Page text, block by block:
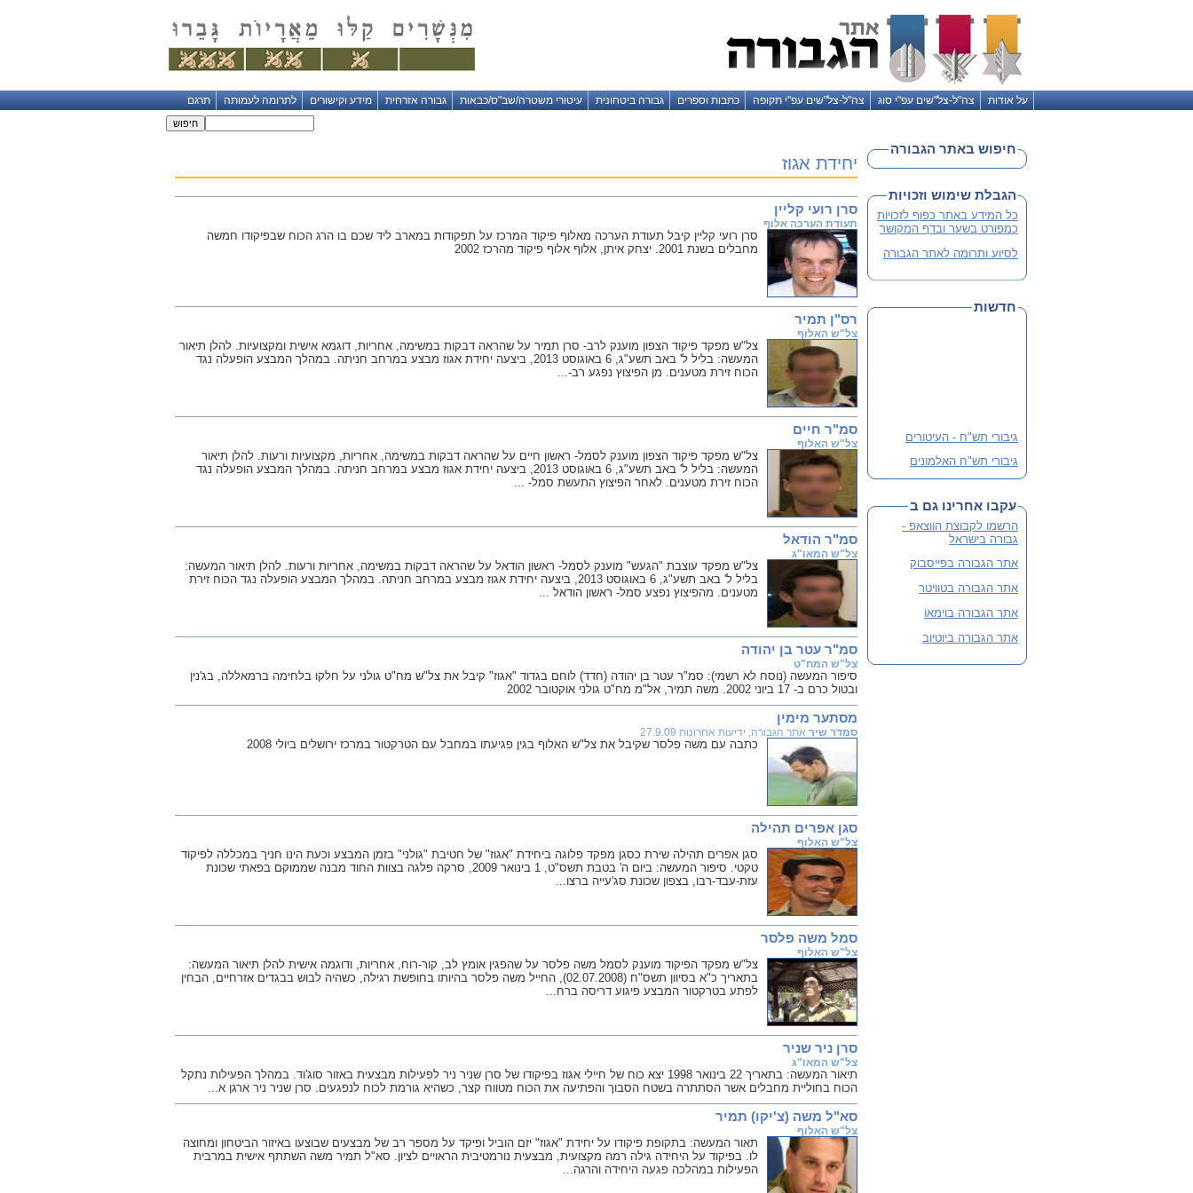
על אודות צה"ל-צל"שים עפ"י סוג צה"ל-צל"שים עפ"י תקופה כתבות וספרים גבורה ביטחונית עיטורי משטרה/שב"ס/כבאות גבורה אזרחית מידע וקישורים לתרומה לעמותה תרגם
יחידת אגוז
סרן רועי קליין
תעודת הערכה אלוף
סרן רועי קליין קיבל תעודת הערכה מאלוף פיקוד המרכז על תפקודות במארב ליד שכם בו הרג הכוח שבפיקודו חמשה
מחבלים בשנת 2001. יצחק איתן, אלוף אלוף פיקוד מהרכז 2002
רס"ן תמיר
צל"ש האלוף
צל"ש מפקד פיקוד הצפון מוענק לרב- סרן תמיר על שהראה דבקות במשימה, אחריות, דוגמא אישית ומקצועיות. להלן תיאור
המעשה: בליל ל' באב תשע"ג, 6 באוגוסט 2013, ביצעה יחידת אגוז מבצע במרחב חניתה. במהלך המבצע הופעלה נגד
הכוח זירת מטענים. מן הפיצוץ נפגע רב-...
סמ"ר חיים
צל"ש האלוף
צל"ש מפקד פיקוד הצפון מוענק לסמל- ראשון חיים על שהראה דבקות במשימה, אחריות, מקצועיות ורעות. להלן תיאור
המעשה: בליל ל' באב תשע"ג, 6 באוגוסט 2013, ביצעה יחידת אגוז מבצע במרחב חניתה. במהלך המבצע הופעלה נגד
הכוח זירת מטענים. לאחר הפיצוץ התעשת סמל- ...
סמ"ר הודאל
צל"ש המאו"ג
צל"ש מפקד עוצבת "הגעש" מוענק לסמל- ראשון הודאל על שהראה דבקות במשימה, אחריות ורעות. להלן תיאור המעשה:
בליל ל' באב תשע"ג, 6 באוגוסט 2013, ביצעה יחידת אגוז מבצע במרחב חניתה. במהלך המבצע הופעלה נגד הכוח זירת
מטענים. מהפיצוץ נפצע סמל- ראשון הודאל ...
סמ"ר עטר בן יהודה
צל"ש המח"ט
סיפור המעשה (נוסח לא רשמי): סמ"ר עטר בן יהודה (חדד) לוחם בגדוד "אגוז" קיבל את צל"ש מח"ט גולני על חלקו בלחימה ברמאללה, בג'נין
ובטול כרם ב- 17 ביוני 2002. משה תמיר, אל"מ מח"ט גולני אוקטובר 2002
מסתער מימין
סמדר שיר אתר הגבורה, ידיעות אחרונות 27.9.09
כתבה עם משה פלסר שקיבל את צל"ש האלוף בגין פגיעתו במחבל עם הטרקטור במרכז ירושלים ביולי 2008
סגן אפרים תהילה
צל"ש האלוף
סגן אפרים תהילה שירת כסגן מפקד פלוגה ביחידת "אגוז" של חטיבת "גולני" בזמן המבצע וכעת הינו חניך במכללה לפיקוד
טקטי. סיפור המעשה: ביום ה' בטבת תשס"ט, 1 בינואר 2009, סרקה פלגה בצוות החוד מבנה שממוקם בפאתי שכונת
עזת-עבד-רבו, בצפון שכונת סג'עייה ברצו...
סמל משה פלסר
צל"ש האלוף
צל"ש מפקד הפיקוד מוענק לסמל משה פלסר על שהפגין אומץ לב, קור-רוח, אחריות, ודוגמה אישית להלן תיאור המעשה:
בתאריך כ"א בסיוון תשס"ח (02.07.2008), החייל משה פלסר בהיותו בחופשת רגילה, כשהיה לבוש בבגדים אזרחיים, הבחין
לפתע בטרקטור המבצע פיגוע דריסה ברח...
סרן ניר שניר
צל"ש המאו"ג
תיאור המעשה: בתאריך 22 בינואר 1998 יצא כוח של חיילי אגוז בפיקודו של סרן שניר ניר לפעילות מבצעית באזור סוג'וד. במהלך הפעילות נתקל
הכוח בחוליית מחבלים אשר הסתתרה בשטח הסבוך והפתיעה את הכוח מטווח קצר, כשהיא גורמת לכוח לנפגעים. סרן שניר ניר ארגן א...
סא"ל משה (צ'יקו) תמיר
צל"ש האלוף
תאור המעשה: בתקופת פיקודו על יחידת "אגוז" יזם הוביל ופיקד על מספר רב של מבצעים שבוצעו באיזור הביטחון ומחוצה
לו. בפיקוד על היחידה גילה רמה מקצועית, מבצעית נורמטיבית הראויים לציון. סא"ל תמיר משה השתתף אישית במרבית
הפעילות במהלכה פגעה היחידה והרגה...
חיפוש באתר הגבורה
הגבלת שימוש וזכויות
כל המידע באתר כפוף לזכויות
כמפורט בשער ובדף המקושר
לסיוע ותרומה לאתר הגבורה
חדשות
גיבורי תש"ח - העיטורים
גיבורי תש"ח האלמונים
פלוגה י' שבלב מהדורה 3
שתי מהדורות קודמות אזלו
והנוכחית מורחבת
לסיוע ותרומה
עקבו אחרינו גם ב
הרשמו לקבוצת הווצאפ -
גבורה בישראל
אתר הגבורה בפייסבוק
אתר הגבורה בטוויטר
אתר הגבורה בוימאו
אתר הגבורה ביוטיוב